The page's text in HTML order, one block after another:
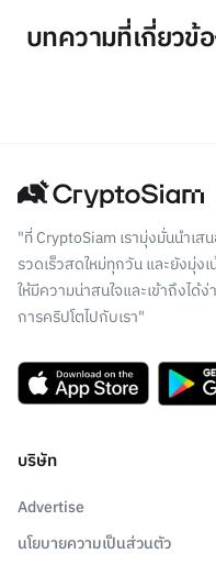
บทความที่เกี่ยวข้
"ที่ CryptoSiam เรามุ่งมั่นนำเส
รวดเร็วสดใหม่ทุกวัน และยังมุ่ง
ให้มีความน่าสนใจและเข้าถึงได้
การคริปโตไปกับเรา"
บริษัท
Advertise
นโยบายความเป็นส่วนตัว